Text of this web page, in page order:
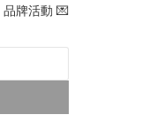
牌活動 💌